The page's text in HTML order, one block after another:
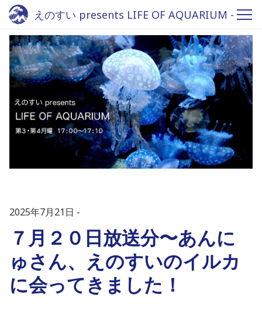
えのすい presents LIFE OF AQUARIUM -
Fm yokohama 84.7
2025年7月21日
７月２０日放送分〜あんに
ゅさん、えのすいのイルカ
に会ってきました！